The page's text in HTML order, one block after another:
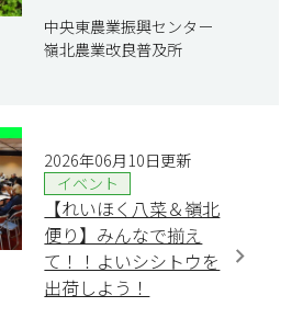
中央東農業振興センター
嶺北農業改良普及所
2026年06月10日更新
イベント
【れいほく八菜＆嶺北
便り】みんなで揃え
て！！よいシシトウを
出荷しよう！